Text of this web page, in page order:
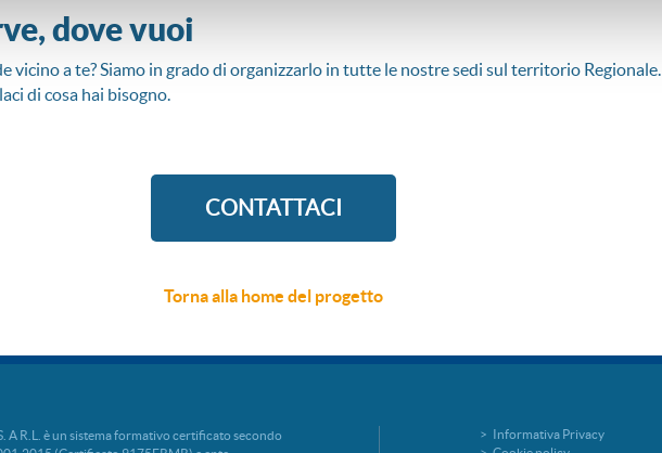
dove vuoi
vicino a te? Siamo in grado di organizzarlo in tutte le nostre sedi sul territorio Regionale.
di cosa hai bisogno.
CONTATTACI
Torna alla home del progetto
A R.L. è un sistema formativo certificato secondo
Informativa Privacy